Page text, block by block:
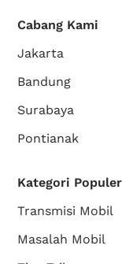
Cabang Kami
Jakarta
Bandung
Surabaya
Pontianak
Kategori Populer
Transmisi Mobil
Masalah Mobil